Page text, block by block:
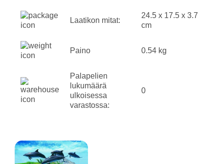
Laatikon mitat:
24.5 x 17.5 x 3.7
cm
Paino 0.54 kg
Palapelien
lukumäärä
ulkoisessa
varastossa:
0